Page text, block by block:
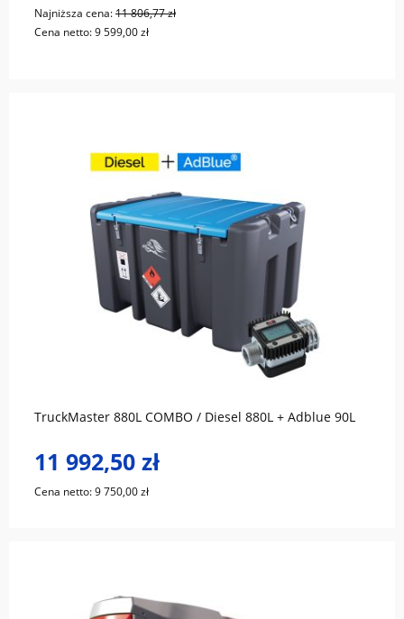
Najniższa cena:11 806,77 zł
Cena netto:9 599,00 zł
TruckMaster 880L COMBO / Diesel 880L + Adblue 90L
11 992,50 zł
Cena netto:9 750,00 zł
do koszyka